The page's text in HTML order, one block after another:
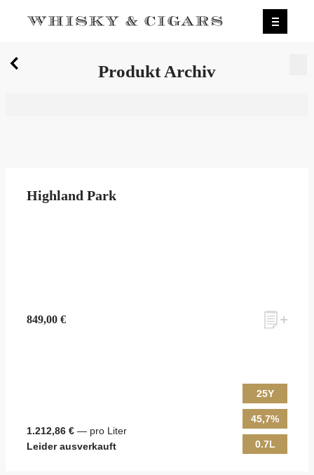
Wir wurden zum besten Whiskyshop Deutschlands
Produkt Archiv
Highland Park
849,00 €
1.212,86 € — pro Liter
Leider ausverkauft
25Y
45,7%
0.7L